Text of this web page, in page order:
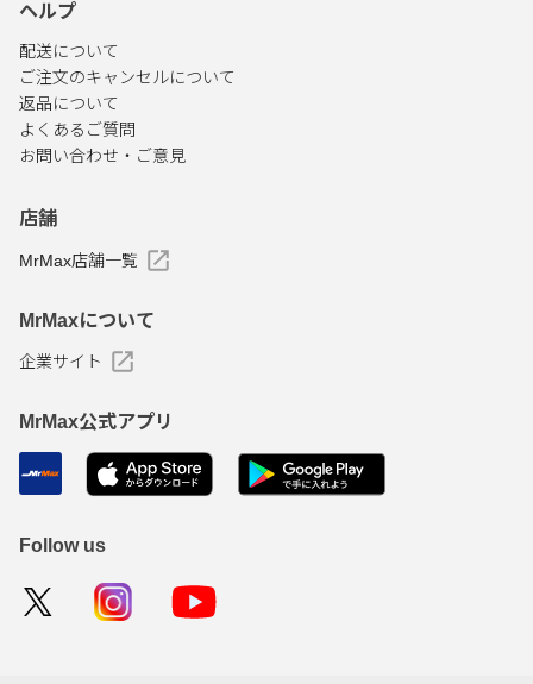
ヘルプ
配送について
ご注文のキャンセルについて
返品について
よくあるご質問
お問い合わせ・ご意見
店舗
MrMax店舗一覧
MrMaxについて
企業サイト
MrMax公式アプリ
Follow us